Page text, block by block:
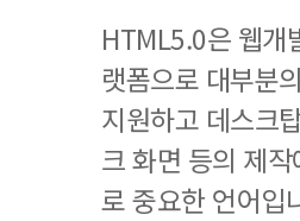
HTML5.0은 웹개
랫폼으로 대부분
지원하고 데스크
크 화면 등의 제
로 중요한 언어입